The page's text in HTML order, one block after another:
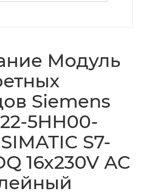
Модуль
Siemens
5HH00-
S7-
16x230V AC